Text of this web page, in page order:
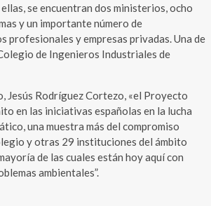
se encuentran dos ministerios, ocho
y un importante número de
profesionales y empresas privadas. Una de
de Ingenieros Industriales de
Jesús Rodríguez Cortezo, «el Proyecto
en las iniciativas españolas en la lucha
una muestra más del compromiso
y otras 29 instituciones del ámbito
de las cuales están hoy aquí con
ambientales”.